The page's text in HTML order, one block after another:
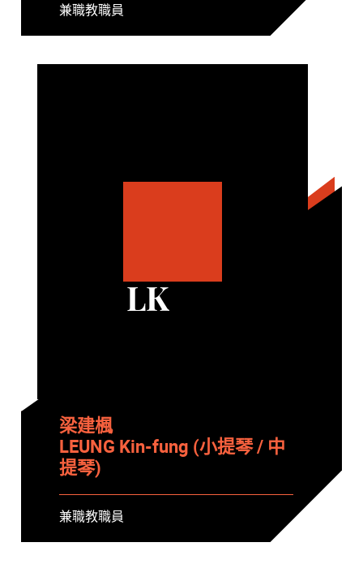
兼職教職員
LK
梁建楓
LEUNG Kin-fung (小提琴 / 中
提琴)
兼職教職員